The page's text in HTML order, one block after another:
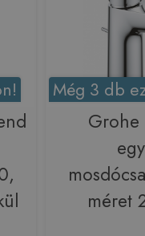
Még 3 db
Grohe
méret